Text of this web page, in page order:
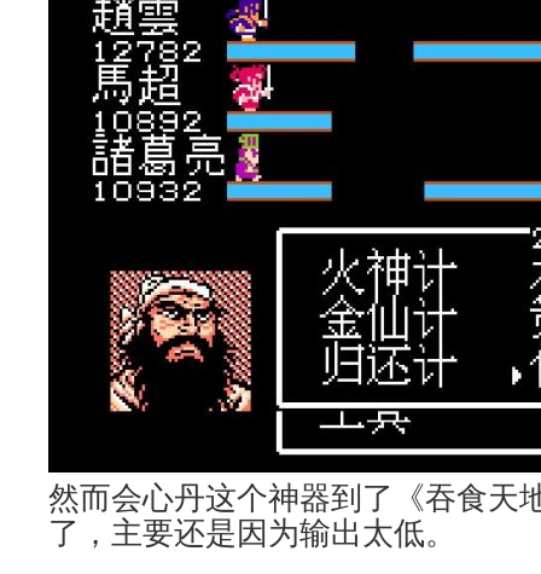
然而会心丹这个神器到了《吞食天
了，主要还是因为输出太低。